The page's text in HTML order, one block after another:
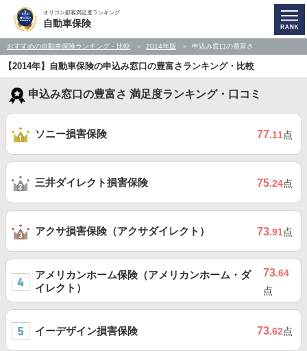
オリコン顧客満足度ランキング
自動車保険
おすすめの自動車保険ランキング・比較 2014年版 申込み窓口の豊富さ
【2014年】自動車保険の申込み窓口の豊富さランキング・比較
申込み窓口の豊富さ 満足度ランキング・口コミ
ソニー損害保険 77.11点
三井ダイレクト損害保険 75.24点
アクサ損害保険（アクサダイレクト） 73.91点
アメリカンホーム保険（アメリカンホーム・ダ
イレクト）
73.64
点
イーデザイン損害保険 73.62点